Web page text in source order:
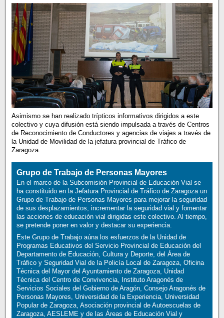
Asimismo se han realizado trípticos informativos dirigidos a este
colectivo y cuya difusión está siendo impulsada a través de Centros
de Reconocimiento de Conductores y agencias de viajes a través de
la Unidad de Movilidad de la jefatura provincial de Tráfico de
Zaragoza.
Grupo de Trabajo de Personas Mayores
En el marco de la Subcomisión Provincial de Educación Vial se
ha constituido en la Jefatura Provincial de Tráfico de Zaragoza un
Grupo de Trabajo de Personas Mayores para mejorar la seguridad
de sus desplazamientos, incrementar la seguridad vial y fomentar
las acciones de educación vial dirigidas este colectivo. Al tiempo,
se pretende poner en valor y destacar su experiencia.
Este Grupo de Trabajo aúna los esfuerzos de la Unidad de
Programas Educativos del Servicio Provincial de Educación del
Departamento de Educación, Cultura y Deporte, del Área de
Tráfico y Seguridad Vial de la Policía Local de Zaragoza, Oficina
Técnica del Mayor del Ayuntamiento de Zaragoza, Unidad
Técnica del Centro de Convivencia, Instituto Aragonés de
Servicios Sociales del Gobierno de Aragón, Consejo Aragonés de
Personas Mayores, Universidad de la Experiencia, Universidad
Popular de Zaragoza, Asociación provincial de Autoescuelas de
Zaragoza, AESLEME y de las Áreas de Educación Vial y